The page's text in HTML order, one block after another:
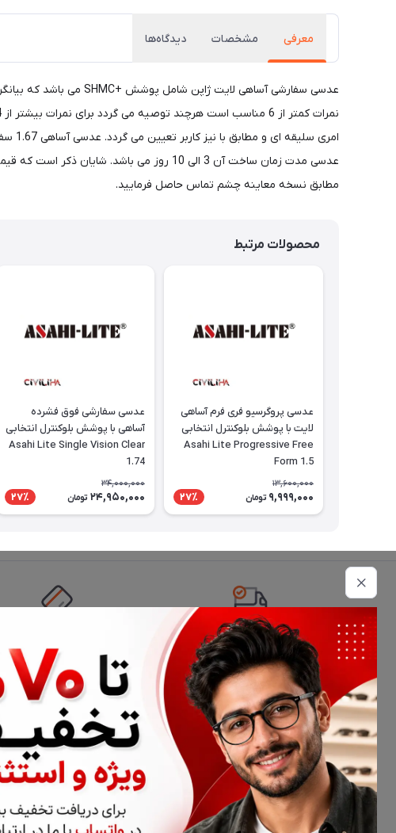
معرفی مشخصات دیدگاه‌ها
مطابق نسخه معاینه چشم تماس حاصل فرمایید.
محصولات مرتبط
عدسی پروگرسیو فری فرم آساهی
لایت با پوشش بلوکنترل انتخابی
Asahi Lite Progressive Free
Form 1.5
13,600,000
9,999,000 تومان 27٪
عدسی سفارشی فوق فشرده
آساهی با پوشش بلوکنترل انتخابی
Asahi Lite Single Vision Clear
1.74
34,000,000
24,950,000 تومان 27٪
تحویل اکسپرس
اطلاعات تماس
02177116909
info@civiliha.com
ارسال فوری در تهران + ارسال به سراسر کشور